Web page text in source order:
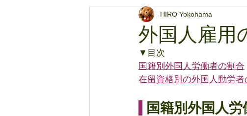
【特定技能】人材の採用と日
外国人雇用
HIRO Yokohama
▼目次
国籍別外国人労働者の割合
在留資格別の外国人動労者
国籍別外国人